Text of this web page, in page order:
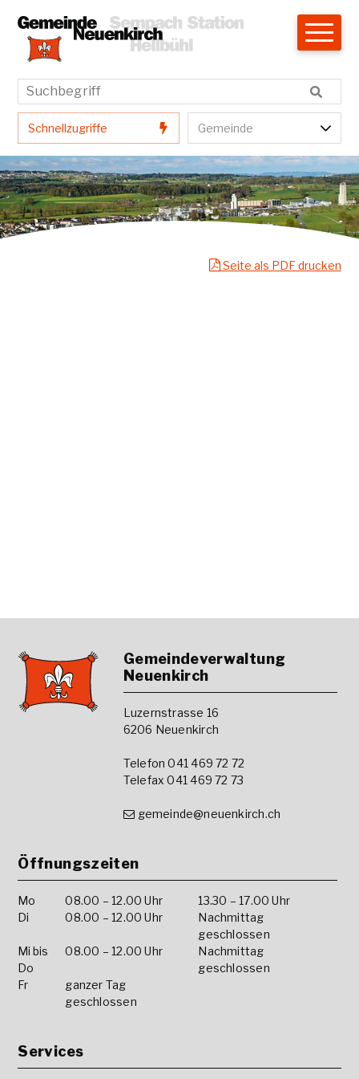
Navigieren in Neuenkirch
Suchbegriff
Suche
Schnellzugriffe
Schnellzugriffe Gemeinde
Hauptnavigation
Seite als PDF drucken
Footer
Gemeindeverwaltung
Neuenkirch
Luzernstrasse 16
6206 Neuenkirch
Telefon 041 469 72 72
Telefax 041 469 72 73
gemeinde@neuenkirch.ch
Öffnungszeiten
Mo 08.00 – 12.00 Uhr
13.30 – 17.00 Uhr
Di
08.00 – 12.00 Uhr
Nachmittag
geschlossen
Mi bis
Do
08.00 – 12.00 Uhr
Nachmittag
geschlossen
Fr
ganzer Tag
geschlossen
Services